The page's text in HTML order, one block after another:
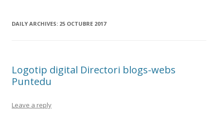
DAILY ARCHIVES: 25 OCTUBRE 2017
Logotip digital Directori blogs-webs
Puntedu
Leave a reply